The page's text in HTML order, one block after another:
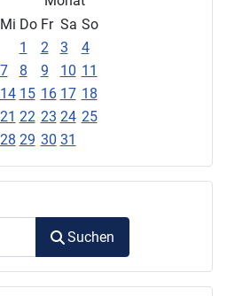
Mi Do Fr Sa So
1
2 3
4
7 8 9 10 11
14 15 16 17 18
21 22 23 24 25
28 29 30 31
Suchen